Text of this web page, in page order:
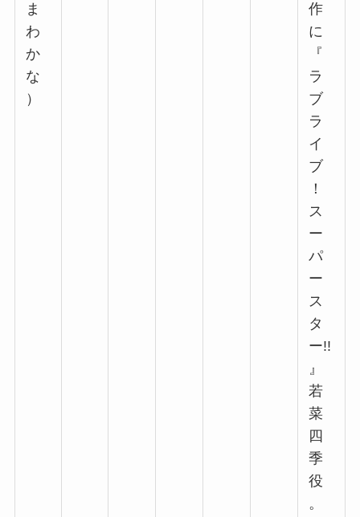
ま
わ
か
な
）
作
に
『
ラ
ブ
ラ
イ
ブ
！
ス
ー
パ
ー
ス
タ
ー!!
』
若
菜
四
季
役
。